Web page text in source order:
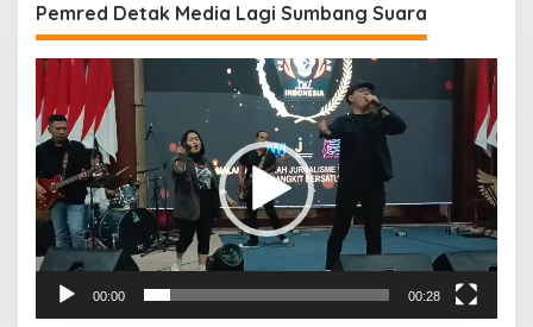
Pemred Detak Media Lagi Sumbang Suara
Pemutar
00:00 00:28